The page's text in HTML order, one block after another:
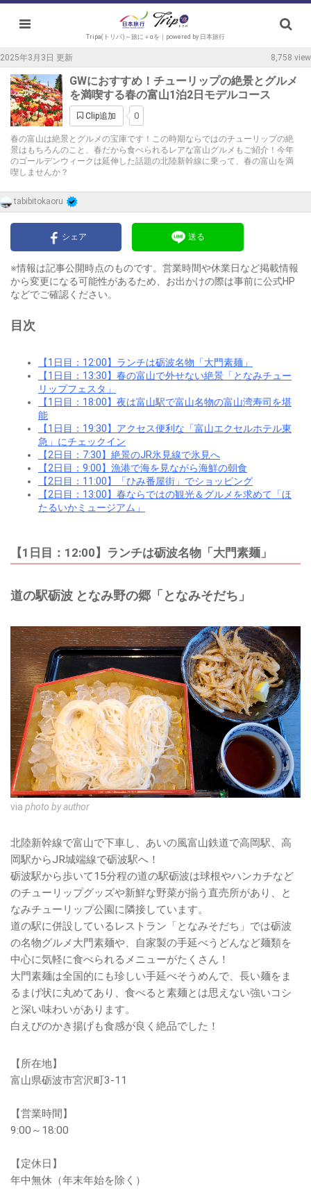
Tripa(トリパ)～旅に＋αを｜powered by 日本旅行
2025年3月3日 更新 8,758 view
GWにおすすめ！チューリップの絶景とグルメ
を満喫する春の富山1泊2日モデルコース
Clip追加 0
春の富山は絶景とグルメの宝庫です！この時期ならではのチューリップの絶
景はもちろんのこと、春だから食べられるレアな富山グルメもご紹介！今年
のゴールデンウィークは延伸した話題の北陸新幹線に乗って、春の富山を満
喫しませんか？
tabibitokaoru
シェア 送る
※情報は記事公開時点のものです。営業時間や休業日など掲載情報
から変更になる可能性があるため、お出かけの際は事前に公式HP
などでご確認ください。
目次
【1日目：12:00】ランチは砺波名物「大門素麺」
【1日目：13:30】春の富山で外せない絶景「となみチュー
リップフェスタ」
【1日目：18:00】夜は富山駅で富山名物の富山湾寿司を堪
能
【1日目：19:30】アクセス便利な「富山エクセルホテル東
急」にチェックイン
【2日目：7:30】絶景のJR氷見線で氷見へ
【2日目：9:00】漁港で海を見ながら海鮮の朝食
【2日目：11:00】「ひみ番屋街」でショッピング
【2日目：13:00】春ならではの観光＆グルメを求めて「ほ
たるいかミュージアム」
【1日目：12:00】ランチは砺波名物「大門素麺」
道の駅砺波 となみ野の郷「となみそだち」
via photo by author
北陸新幹線で富山で下車し、あいの風富山鉄道で高岡駅、高
岡駅からJR城端線で砺波駅へ！
砺波駅から歩いて15分程の道の駅砺波は球根やハンカチなど
のチューリップグッズや新鮮な野菜が揃う直売所があり、と
なみチューリップ公園に隣接しています。
道の駅に併設しているレストラン「となみそだち」では砺波
の名物グルメ大門素麺や、自家製の手延べうどんなど麺類を
中心に気軽に食べられるメニューがたくさん！
大門素麺は全国的にも珍しい手延べそうめんで、長い麺をま
るまげ状に丸めてあり、食べると素麺とは思えない強いコシ
と深い味わいがあります。
白えびのかき揚げも食感が良く絶品でした！
【所在地】
富山県砺波市宮沢町3-11
【営業時間】
9:00～18:00
【定休日】
年中無休（年末年始を除く）